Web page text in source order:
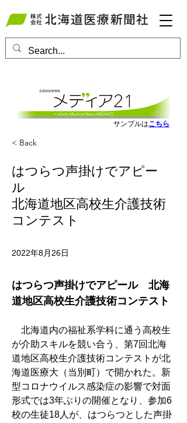
サンプルはこちら
< Back
はつらつ声掛けでアピー
ル
北海道地区高校生介護技術
コンテスト
2022年8月26日
はつらつ声掛けでアピール　北海
道地区高校生介護技術コンテスト
北海道内の福祉系学科に通う高校生
が介助スキルを競い合う、第7回北海
道地区高校生介護技術コンテストが北
海道医療大（当別町）で開かれた。新
型コロナウイルス感染症の影響で対面
形式では3年ぶりの開催となり、参加6
校の生徒18人が、はつらつとした声掛